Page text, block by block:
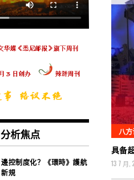
八
具备
13 7 月,
分析焦点
邊控制度化？《環時》護航
新規